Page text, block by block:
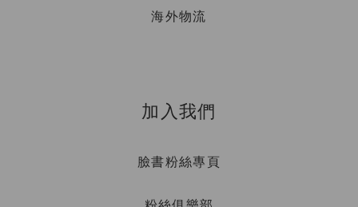
海外物流
加入我們
臉書粉絲專頁